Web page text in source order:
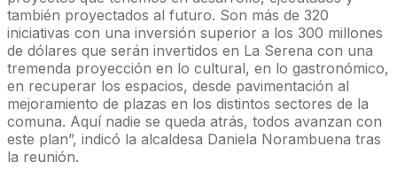
también proyectados al futuro. Son más de 320
iniciativas con una inversión superior a los 300 millones
de dólares que serán invertidos en La Serena con una
tremenda proyección en lo cultural, en lo gastronómico,
en recuperar los espacios, desde pavimentación al
mejoramiento de plazas en los distintos sectores de la
comuna. Aquí nadie se queda atrás, todos avanzan con
este plan”, indicó la alcaldesa Daniela Norambuena tras
la reunión.